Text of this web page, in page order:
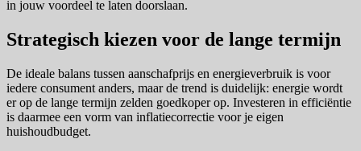
in jouw voordeel te laten doorslaan.
Strategisch kiezen voor de lange termijn
De ideale balans tussen aanschafprijs en energieverbruik is voor
iedere consument anders, maar de trend is duidelijk: energie wordt
er op de lange termijn zelden goedkoper op. Investeren in efficiëntie
is daarmee een vorm van inflatiecorrectie voor je eigen
huishoudbudget.